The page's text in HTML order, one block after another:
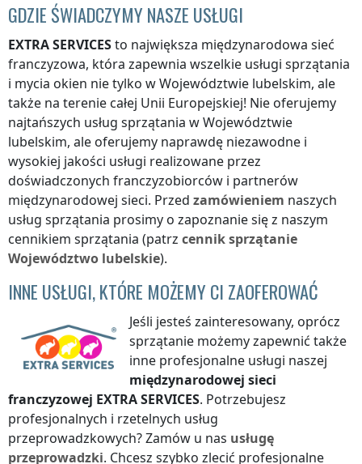
GDZIE ŚWIADCZYMY NASZE USŁUGI
EXTRA SERVICESto największa międzynarodowa sieć
franczyzowa, która zapewnia wszelkie usługi sprzątania
i mycia okien nie tylko w Województwie lubelskim, ale
także na terenie całej Unii Europejskiej! Nie oferujemy
najtańszych usług sprzątania w Województwie
lubelskim, ale oferujemy naprawdę niezawodne i
wysokiej jakości usługi realizowane przez
doświadczonych franczyzobiorców i partnerów
międzynarodowej sieci. Przed zamówieniem naszych
usług sprzątania prosimy o zapoznanie się z naszym
cennikiem sprzątania (patrz cenniksprzątanie
Województwo lubelskie).
INNE USŁUGI, KTÓRE MOŻEMY CI ZAOFEROWAĆ
Jeśli jesteś zainteresowany, oprócz
sprzątanie możemy zapewnić także
inne profesjonalne usługi naszej
międzynarodowej sieci
franczyzowej EXTRA SERVICES. Potrzebujesz
profesjonalnych i rzetelnych usług
przeprowadzkowych? Zamów u nas usługę
przeprowadzki. Chcesz szybko zlecić profesjonalne